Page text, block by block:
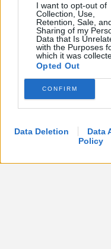
I want to opt-out of
Collection, Use,
Retention, Sale,
Sharing of my
Data that Is
with the Purposes
which it was
Opted Out
CONFIRM
Data Deletion Data
Policy